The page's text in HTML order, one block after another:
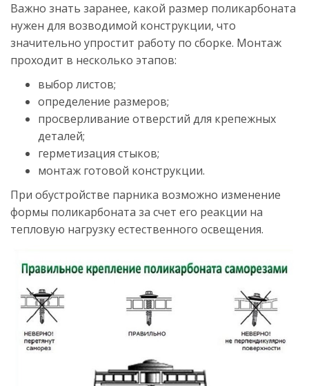
Важно знать заранее, какой размер поликарбоната
нужен для возводимой конструкции, что
значительно упростит работу по сборке. Монтаж
проходит в несколько этапов:
выбор листов;
определение размеров;
просверливание отверстий для крепежных
деталей;
герметизация стыков;
монтаж готовой конструкции.
При обустройстве парника возможно изменение
формы поликарбоната за счет его реакции на
тепловую нагрузку естественного освещения.